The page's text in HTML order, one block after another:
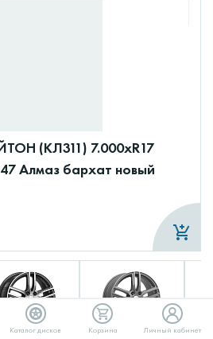
(КЛ311) 7.000xR17
Алмаз бархат новый
Каталог дисков Корзина Личный кабинет